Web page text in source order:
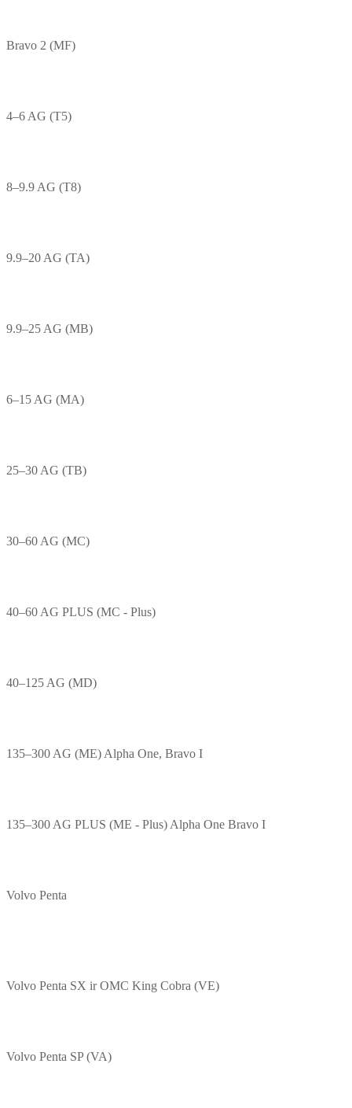
Bravo 2 (MF)
4–6 AG (T5)
8–9.9 AG (T8)
9.9–20 AG (TA)
9.9–25 AG (MB)
6–15 AG (MA)
25–30 AG (TB)
30–60 AG (MC)
40–60 AG PLUS (MC - Plus)
40–125 AG (MD)
135–300 AG (ME) Alpha One, Bravo I
135–300 AG PLUS (ME - Plus) Alpha One Bravo I
Volvo Penta
Volvo Penta SX ir OMC King Cobra (VE)
Volvo Penta SP (VA)